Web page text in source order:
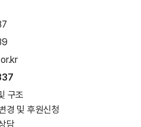
구조
경 및 후원신청
담